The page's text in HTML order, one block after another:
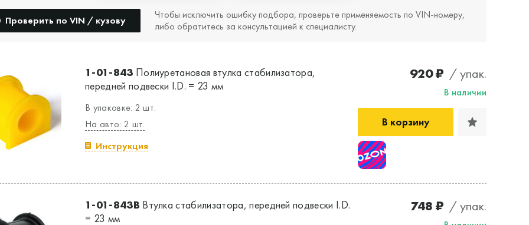
Проверить по VIN / кузову
Чтобы исключить ошибку подбора, проверьте применяемость по VIN‑номеру,
либо обратитесь за консультацией к специалисту.
1-01-843 Полиуретановая втулка стабилизатора,
передней подвески I.D. = 23 мм
В упаковке: 2 шт.
На авто: 2 шт.
Инструкция
920 ₽ / упак.
В наличии
В корзину
1-01-843B Втулка стабилизатора, передней подвески I.D.
= 23 мм
748 ₽ / упак.